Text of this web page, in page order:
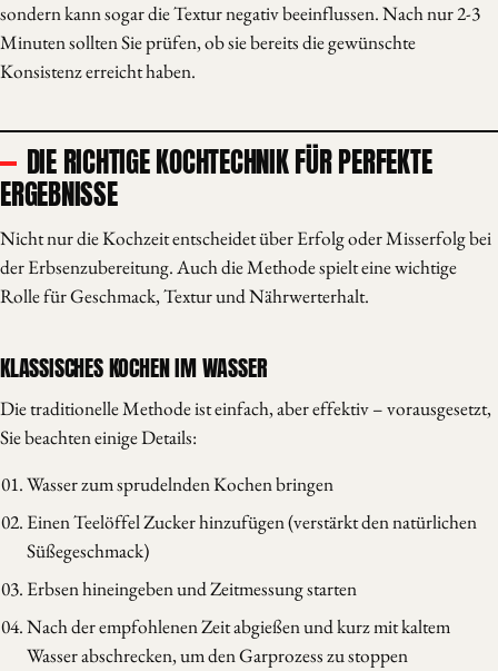
sondern kann sogar die Textur negativ beeinflussen. Nach nur 2-3
Minuten sollten Sie prüfen, ob sie bereits die gewünschte
Konsistenz erreicht haben.
DIE RICHTIGE KOCHTECHNIK FÜR PERFEKTE
ERGEBNISSE
Nicht nur die Kochzeit entscheidet über Erfolg oder Misserfolg bei
der Erbsenzubereitung. Auch die Methode spielt eine wichtige
Rolle für Geschmack, Textur und Nährwerterhalt.
KLASSISCHES KOCHEN IM WASSER
Die traditionelle Methode ist einfach, aber effektiv – vorausgesetzt,
Sie beachten einige Details:
Wasser zum sprudelnden Kochen bringen
Einen Teelöffel Zucker hinzufügen (verstärkt den natürlichen
Süßegeschmack)
Erbsen hineingeben und Zeitmessung starten
Nach der empfohlenen Zeit abgießen und kurz mit kaltem
Wasser abschrecken, um den Garprozess zu stoppen